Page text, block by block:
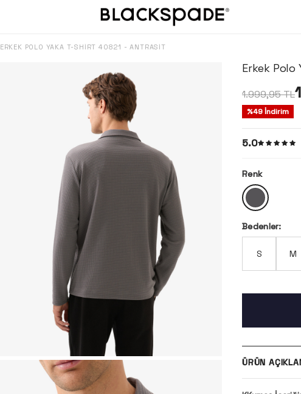
ERKEK POLO YAKA T-SHIRT 40821 - ANTRASIT
Erkek
1.999,95TL
%49 İndirim
5.0
Renk
Bedenler:
S M
ÜRÜN